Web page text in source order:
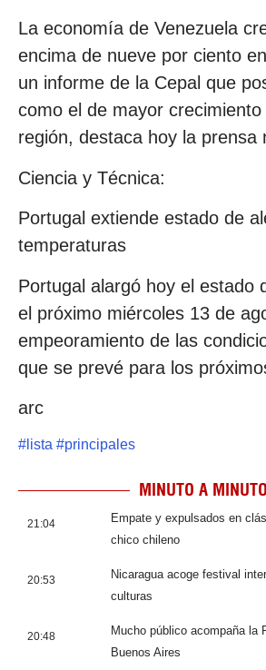
La economía de Venezuela
encima de nueve por ciento
un informe de la Cepal que
como el de mayor
región, destaca hoy la prensa
Ciencia y Técnica:
Portugal extiende estado de
temperaturas
Portugal alargó hoy el estado
el próximo miércoles 13 de
empeoramiento de las
que se prevé para los
arc
# lista #principales
MINUTO A MINUTO
21:04
Empate y expulsados en
chico chileno
20:53
Nicaragua acoge festival
culturas
20:48
Mucho público acompaña la
Buenos Aires